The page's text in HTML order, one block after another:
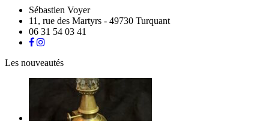
Sébastien Voyer
11, rue des Martyrs - 49730 Turquant
06 31 54 03 41
Les nouveautés